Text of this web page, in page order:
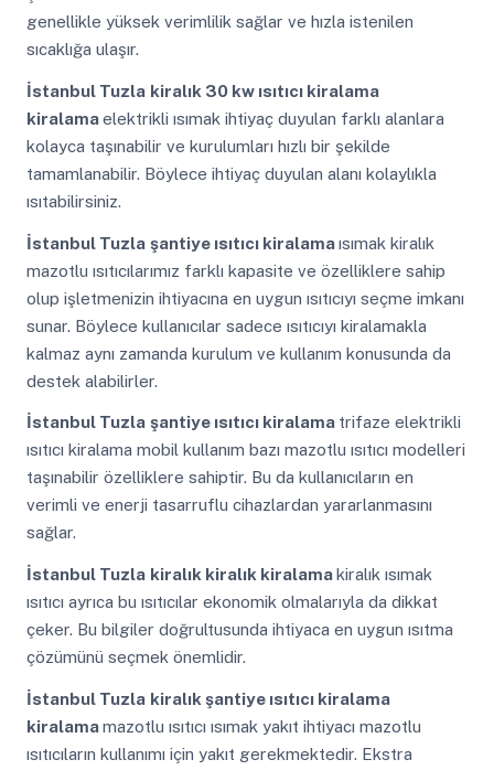
genellikle yüksek verimlilik sağlar ve hızla istenilen
sıcaklığa ulaşır.
İstanbul Tuzla kiralık 30 kw ısıtıcı kiralama
kiralamaelektrikli ısımak ihtiyaç duyulan farklı alanlara
kolayca taşınabilir ve kurulumları hızlı bir şekilde
tamamlanabilir. Böylece ihtiyaç duyulan alanı kolaylıkla
ısıtabilirsiniz.
İstanbul Tuzla şantiye ısıtıcı kiralamaısımak kiralık
mazotlu ısıtıcılarımız farklı kapasite ve özelliklere sahip
olup işletmenizin ihtiyacına en uygun ısıtıcıyı seçme imkanı
sunar. Böylece kullanıcılar sadece ısıtıcıyı kiralamakla
kalmaz aynı zamanda kurulum ve kullanım konusunda da
destek alabilirler.
İstanbul Tuzla şantiye ısıtıcı kiralama trifaze elektrikli
ısıtıcı kiralama mobil kullanım bazı mazotlu ısıtıcı modelleri
taşınabilir özelliklere sahiptir. Bu da kullanıcıların en
verimli ve enerji tasarruflu cihazlardan yararlanmasını
sağlar.
İstanbul Tuzla kiralık kiralık kiralamakiralık ısımak
ısıtıcı ayrıca bu ısıtıcılar ekonomik olmalarıyla da dikkat
çeker. Bu bilgiler doğrultusunda ihtiyaca en uygun ısıtma
çözümünü seçmek önemlidir.
İstanbul Tuzla kiralık şantiye ısıtıcı kiralama
kiralamamazotlu ısıtıcı ısımak yakıt ihtiyacı mazotlu
ısıtıcıların kullanımı için yakıt gerekmektedir. Ekstra